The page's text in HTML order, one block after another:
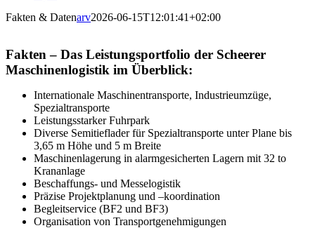
Fakten & Datenarv2026-06-15T12:01:41+02:00
Fakten – Das Leistungsportfolio der Scheerer
Maschinenlogistik im Überblick:
Internationale Maschinentransporte, Industrieumzüge,
Spezialtransporte
Leistungsstarker Fuhrpark
Diverse Semitieflader für Spezialtransporte unter Plane bis
3,65 m Höhe und 5 m Breite
Maschinenlagerung in alarmgesicherten Lagern mit 32 to
Krananlage
Beschaffungs- und Messelogistik
Präzise Projektplanung und –koordination
Begleitservice (BF2 und BF3)
Organisation von Transportgenehmigungen